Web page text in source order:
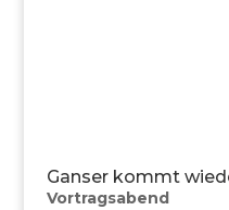
Ganser kommt
Vortragsabend